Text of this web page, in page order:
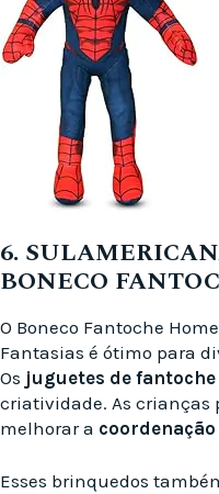
6.
BONECO
O Boneco Fantoche
Fantasias é ótimo para
Os juguetes de fantoche
criatividade. As crianças
melhorar a
Esses brinquedos